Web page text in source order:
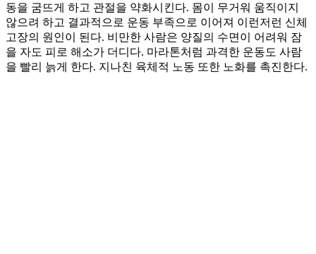
동을 굼뜨게 하고 관절을 약화시킨다. 몸이 무거워 움직이지
않으려 하고 결과적으로 운동 부족으로 이어져 이런저런 신체
고장의 원인이 된다. 비만한 사람은 양질의 수면이 어려워 잠
을 자도 피로 해소가 더디다. 마라톤처럼 과격한 운동도 사람
을 빨리 늙게 한다. 지나친 육체적 노동 또한 노화를 촉진한다.